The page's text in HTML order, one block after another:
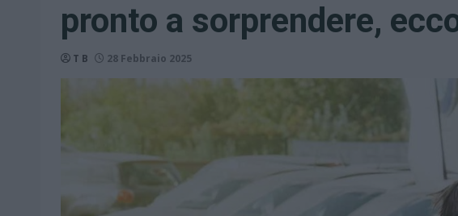
pronto a sorprendere,
T B 28 Febbraio 2025